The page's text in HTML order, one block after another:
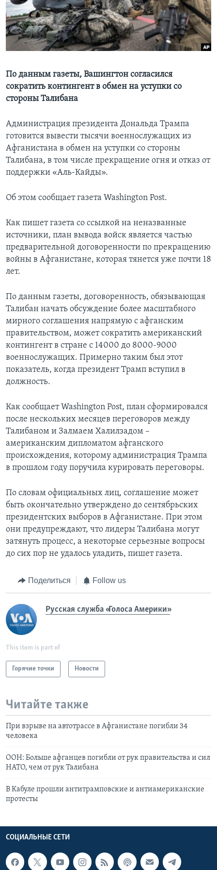
Learning English
СОЦИАЛЬНЫЕ СЕТИ
Языки
По данным газеты, Вашингтон согласился
сократить контингент в обмен на уступки со
стороны Талибана
Администрация президента Дональда Трампа
готовится вывести тысячи военнослужащих из
Афганистана в обмен на уступки со стороны
Талибана, в том числе прекращение огня и отказ от
поддержки «Аль-Кайды».
Об этом сообщает газета Washington Post.
Как пишет газета со ссылкой на неназванные
источники, план вывода войск является частью
предварительной договоренности по прекращению
войны в Афганистане, которая тянется уже почти 18
лет.
По данным газеты, договоренность, обязывающая
Талибан начать обсуждение более масштабного
мирного соглашения напрямую с афганским
правительством, может сократить американский
контингент в стране с 14000 до 8000-9000
военнослужащих. Примерно таким был этот
показатель, когда президент Трамп вступил в
должность.
Как сообщает Washington Post, план сформировался
после нескольких месяцев переговоров между
Талибаном и Залмаем Халилзадом –
американским дипломатом афганского
происхождения, которому администрация Трампа
в прошлом году поручила курировать переговоры.
По словам официальных лиц, соглашение может
быть окончательно утверждено до сентябрьских
президентских выборов в Афганистане. При этом
они предупреждают, что лидеры Талибана могут
затянуть процесс, а некоторые серьезные вопросы
до сих пор не удалось уладить, пишет газета.
Поделиться Follow us
Русская служба «Голоса Америки»
This item is part of
Горячие точки Новости
Читайте также
При взрыве на автотрассе в Афганистане погибли 34
человека
ООН: Больше афганцев погибли от рук правительства и сил
НАТО, чем от рук Талибана
В Кабуле прошли антитрамповские и антиамериканские
протесты
СОЦИАЛЬНЫЕ СЕТИ